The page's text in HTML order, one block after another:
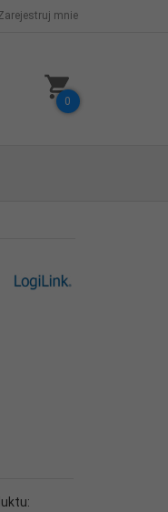
mnie
0